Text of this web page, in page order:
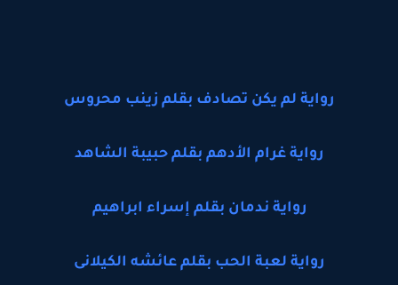
رواية لم يكن تصادف بقلم زينب محروس
رواية غرام الأدهم بقلم حبيبة الشاهد
رواية ندمان بقلم إسراء ابراهيم
رواية لعبة الحب بقلم عائشه الكيلانى